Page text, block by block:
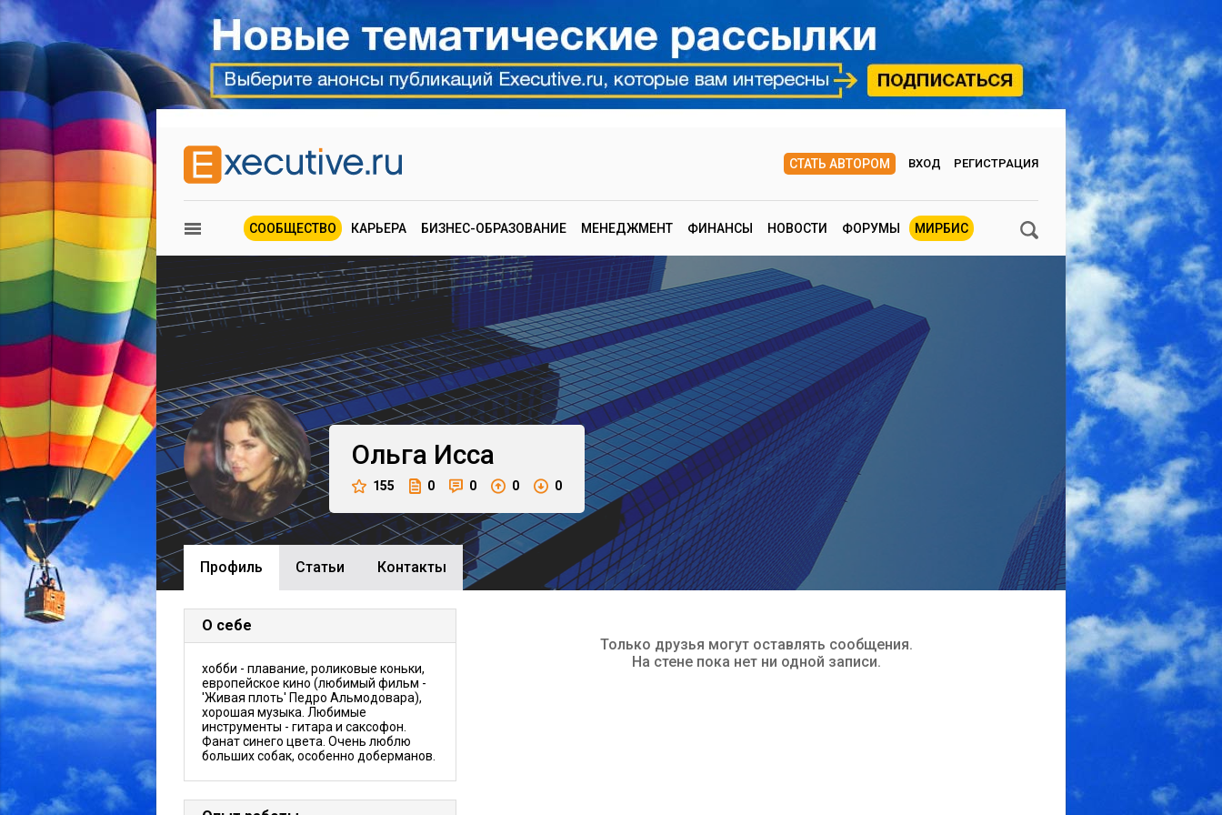
СТАТЬ АВТОРОМ ВХОД РЕГИСТРАЦИЯ
СООБЩЕСТВО КАРЬЕРА БИЗНЕС-ОБРАЗОВАНИЕ МЕНЕДЖМЕНТ ФИНАНСЫ НОВОСТИ ФОРУМЫ МИРБИС
Ольга Исса
155 0 0 0 0
Профиль Cтатьи Контакты
О себе
хобби - плавание, роликовые коньки,
европейское кино (любимый фильм -
'Живая плоть' Педро Альмодовара),
хорошая музыка. Любимые
инструменты - гитара и саксофон.
Фанат синего цвета. Очень люблю
больших собак, особенно доберманов.
Только друзья могут оставлять сообщения.
На стене пока нет ни одной записи.